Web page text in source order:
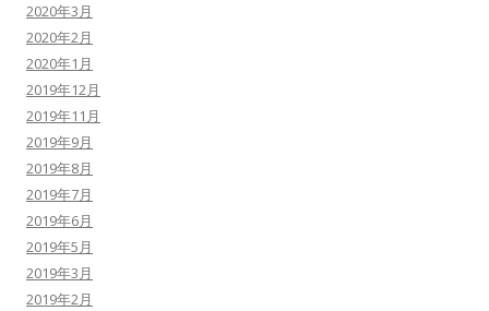
2020年3月
2020年2月
2020年1月
2019年12月
2019年11月
2019年9月
2019年8月
2019年7月
2019年6月
2019年5月
2019年3月
2019年2月